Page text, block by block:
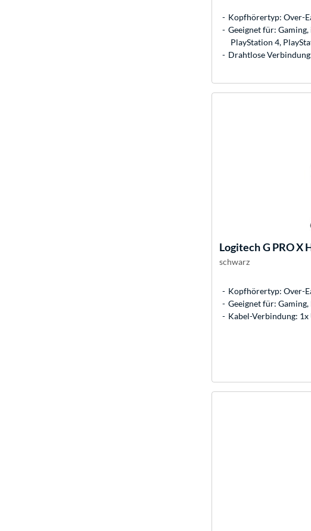
Kopfhörertyp: Over-
Geeignet für:
PlayStation 4,
Drahtlose
Logitech G PRO X
schwarz
Kopfhörertyp: Over-
Geeignet für: Gaming,
Kabel-Verbindung: 1x